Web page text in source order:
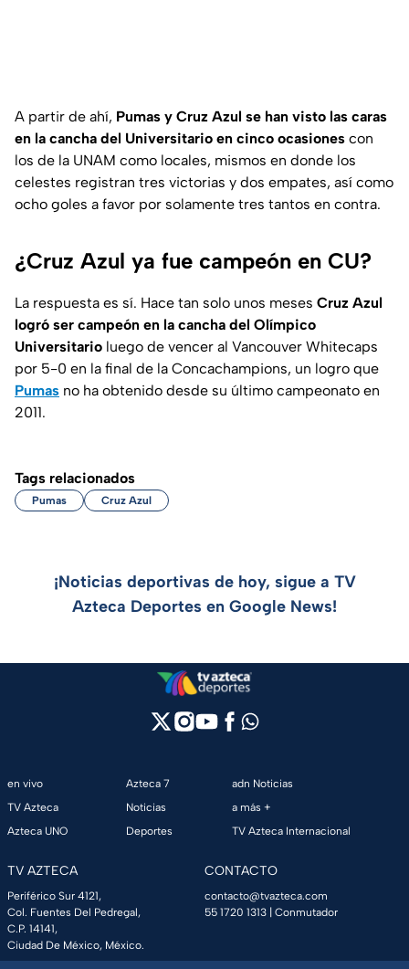
A partir de ahí, Pumas y Cruz Azul se han visto las caras
en la cancha del Universitario en cinco ocasiones con
los de la UNAM como locales, mismos en donde los
celestes registran tres victorias y dos empates, así como
ocho goles a favor por solamente tres tantos en contra.
¿Cruz Azul ya fue campeón en CU?
La respuesta es sí. Hace tan solo unos meses Cruz Azul
logró ser campeón en la cancha del Olímpico
Universitario luego de vencer al Vancouver Whitecaps
por 5-0 en la final de la Concachampions, un logro que
Pumas no ha obtenido desde su último campeonato en
2011.
Tags relacionados
Pumas Cruz Azul
¡Noticias deportivas de hoy, sigue a TV
Azteca Deportes en Google News!
en vivo
TV Azteca
Azteca UNO
Azteca 7
Noticias
Deportes
adn Noticias
a más +
TV Azteca Internacional
TV AZTECA
Periférico Sur 4121,
Col. Fuentes Del Pedregal,
C.P. 14141,
Ciudad De México, México.
CONTACTO
contacto@tvazteca.com
55 1720 1313 | Conmutador